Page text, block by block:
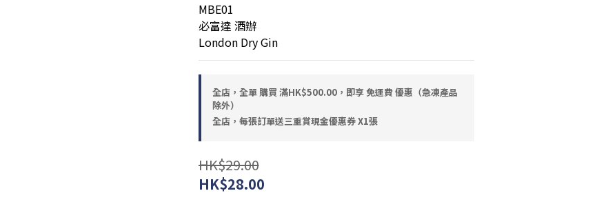
MBE01
必富達 酒辦
London Dry Gin
全店，全單 購買 滿HK$500.00，即享 免運費 優惠（急凍產品
除外）
全店，每張訂單送三重賞現金優惠券 X1張
HK$29.00
HK$28.00